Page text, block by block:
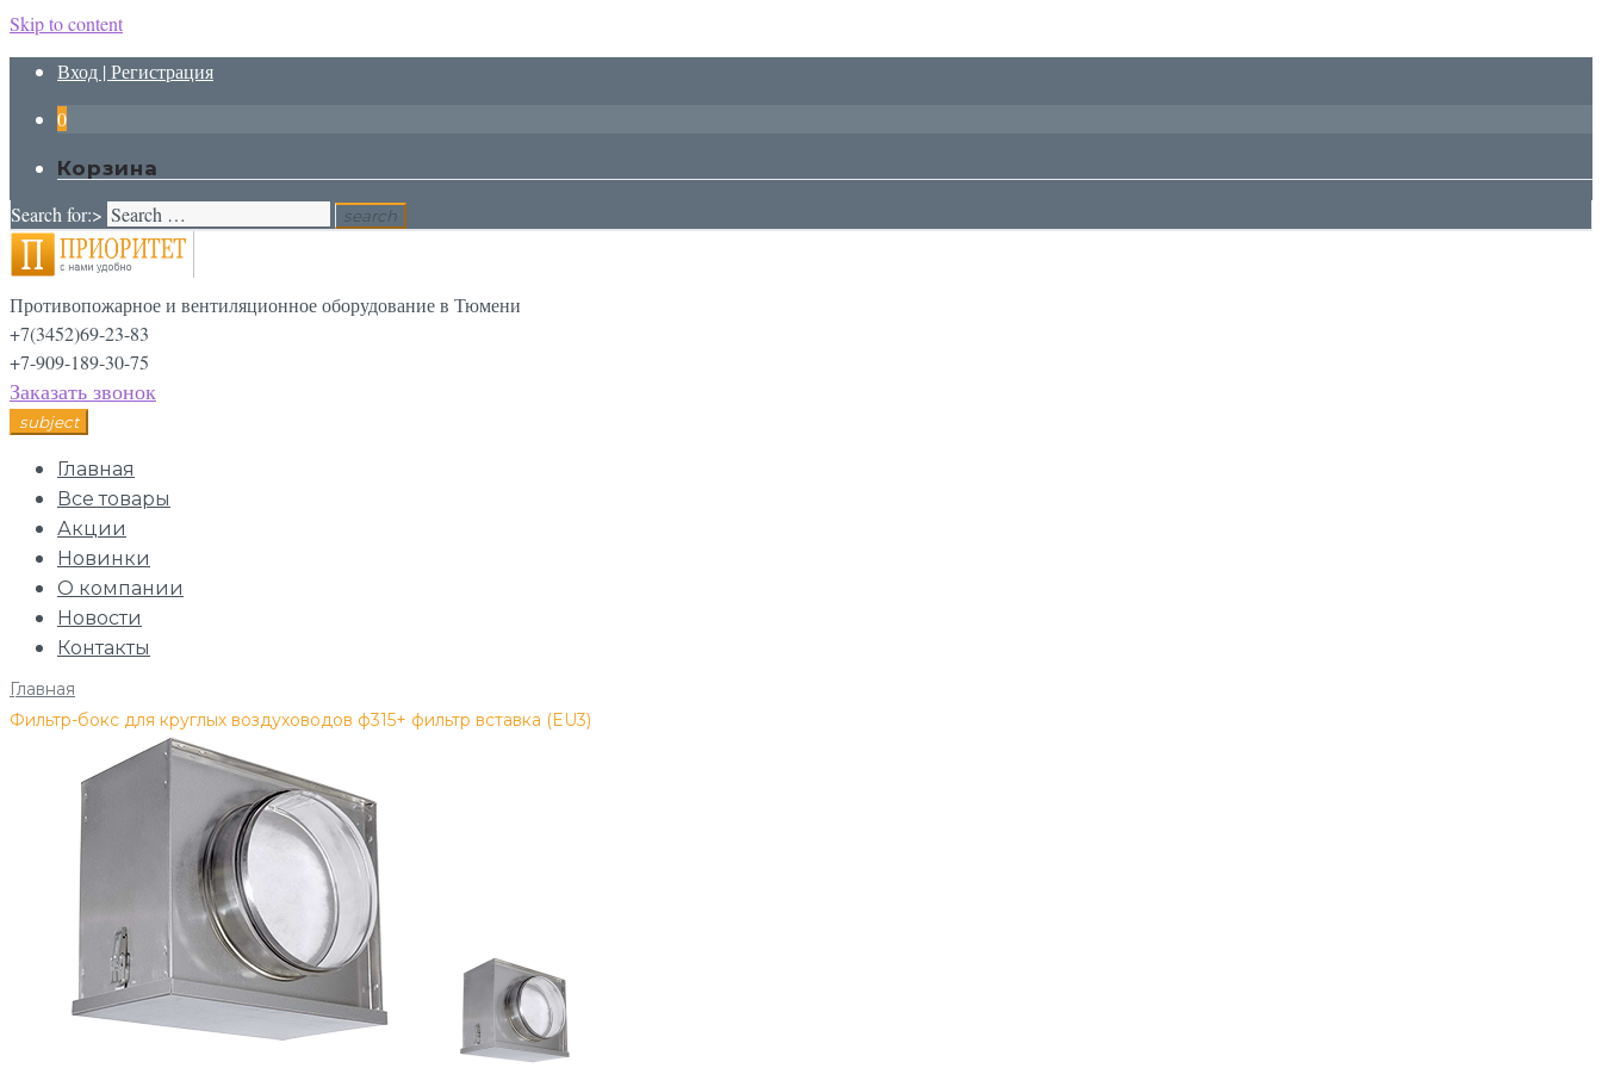
Skip to content
Вход | Регистрация
0
Корзина
Search for:> search
Противопожарное и вентиляционное оборудование в Тюмени
+7(3452)69-23-83
+7-909-189-30-75
Заказать звонок
subject
Главная
Все товары
Акции
Новинки
О компании
Новости
Контакты
Главная
/
Фильтр-бокс для круглых воздуховодов ф315+ фильтр вставка (EU3)